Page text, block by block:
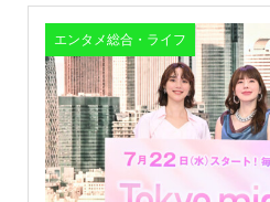
エンタメ総合・ライフ